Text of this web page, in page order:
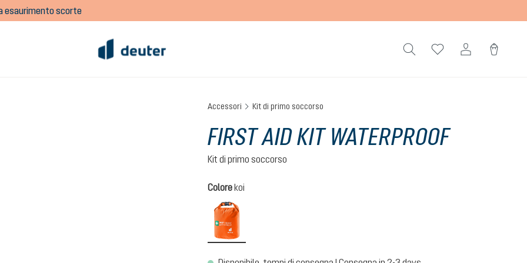
esaurimento scorte
Accessori Kit di primo soccorso
FIRST AID KIT WATERPROOF
Kit di primo soccorso
Seleziona
Colorekoi
koi